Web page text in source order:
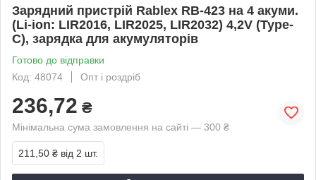
Зарядний пристрій Rablex RB-423 на 4 акуми.
(Li-ion: LIR2016, LIR2025, LIR2032) 4,2V (Type-
C), зарядка для акумуляторів
Готово до відправки
Код: 48074
Опт і роздріб
236,72 ₴
Мінімальна сума замовлення на сайті — 300 ₴
211,50 ₴ від 2 шт.